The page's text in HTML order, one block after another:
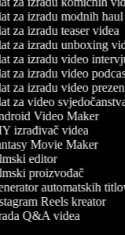
za izradu modnih haul
za izradu teaser videa
za izradu unboxing
za izradu video
za izradu video
za izradu video
za video svjedočanstva
Video Maker
izrađivač videa
Movie Maker
editor
proizvođač
automatskih
Reels kreator
Q&A videa